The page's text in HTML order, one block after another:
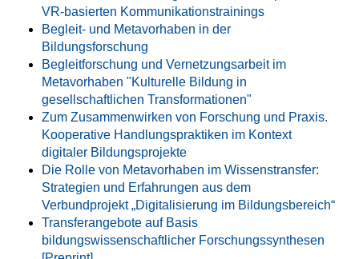
VR-basierten Kommunikationstrainings
Begleit- und Metavorhaben in der
Bildungsforschung
Begleitforschung und Vernetzungsarbeit im
Metavorhaben "Kulturelle Bildung in
gesellschaftlichen Transformationen"
Zum Zusammenwirken von Forschung und Praxis.
Kooperative Handlungspraktiken im Kontext
digitaler Bildungsprojekte
Die Rolle von Metavorhaben im Wissenstransfer:
Strategien und Erfahrungen aus dem
Verbundprojekt „Digitalisierung im Bildungsbereich“
Transferangebote auf Basis
bildungswissenschaftlicher Forschungssynthesen